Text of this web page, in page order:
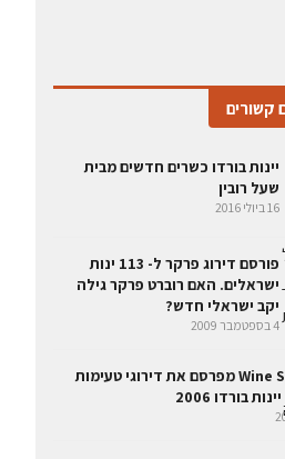
קשורים
יינות בורדו כשרים חדשים מבית
שעל רובין
16 ביולי 2016
פורסם דירוג פרקר ל- 113 ינות
ישראלים. האם רוברט פרקר גילה
יקב ישראלי חדש?
4 בספטמבר 2009
Wine Spectator מפרסם את דירוגי טעימות
בורדו 2006